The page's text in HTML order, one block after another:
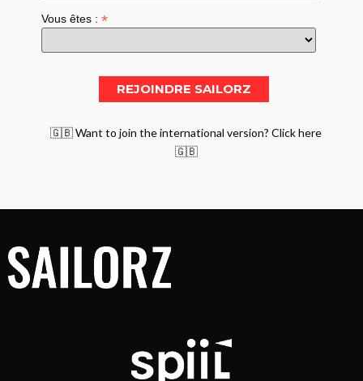
Vous êtes :*
🇬🇧 Want to join the international version? Click here
🇬🇧